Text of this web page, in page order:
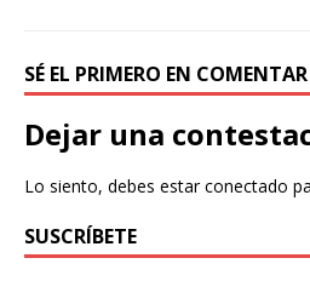
SÉ EL PRIMERO EN COMENTAR
Dejar una
Lo siento, debes estarconectado
SUSCRÍBETE